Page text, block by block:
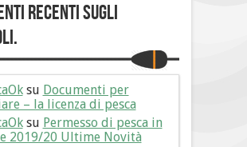
Recenti sugli
su Documenti per
– la licenza di pesca
su Permesso di pesca in
2019/20 Ultime Novità